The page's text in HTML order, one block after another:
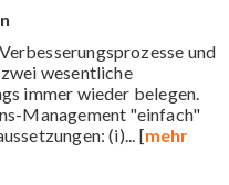
und
wesentliche
immer wieder belegen.
Management "einfach"
(i)... [mehr